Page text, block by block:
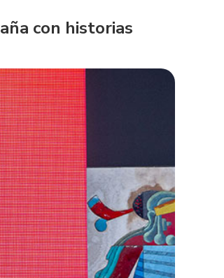
con historias